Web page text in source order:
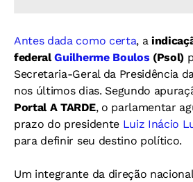
Antes dada como certa, a
federalGuilherme Boulos (Psol)
Secretaria-Geral da Presidência
nos últimos dias. Segundo
Portal A TARDE, o parlamentar
prazo do presidente Luiz Inácio
para definir seu destino político.
Um integrante da direção